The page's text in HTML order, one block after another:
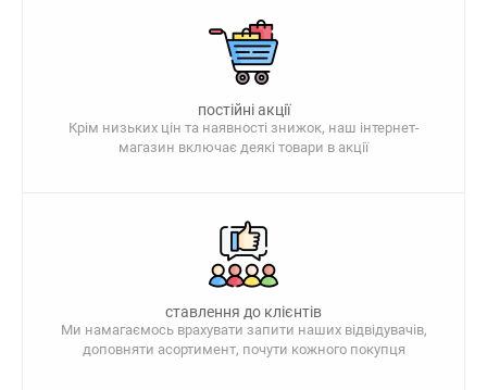
постійні акції
Крім низьких цін та наявності знижок, наш інтернет-
магазин включає деякі товари в акції
ставлення до клієнтів
Ми намагаємось врахувати запити наших відвідувачів,
доповняти асортимент, почути кожного покупця